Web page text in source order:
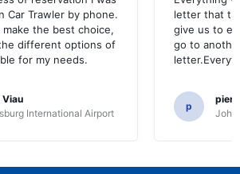
Car Trawler by phone.
the best choice,
different options of
for my needs.
Viau
International Airport
letter that
give us to
go to
p